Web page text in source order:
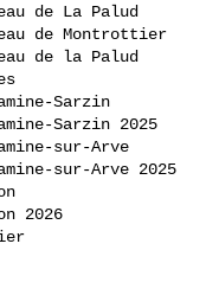
de La Palud
de Montrottier
de la Palud
Sarzin
Sarzin 2025
sur-Arve
sur-Arve 2025
2026